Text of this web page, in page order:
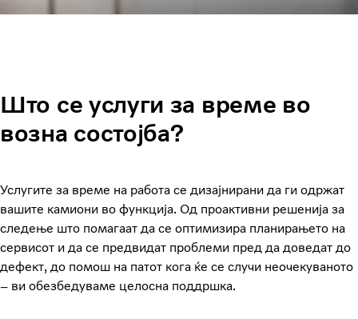
Што се услуги за време во
возна состојба?
Услугите за време на работа се дизајнирани да ги одржат
вашите камиони во функција. Од проактивни решенија за
следење што помагаат да се оптимизира планирањето на
сервисот и да се предвидат проблеми пред да доведат до
дефект, до помош на патот кога ќе се случи неочекуваното
– ви обезбедуваме целосна поддршка.